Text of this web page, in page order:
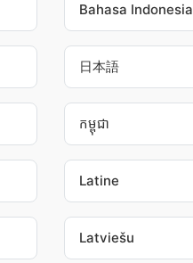
Bahasa Indonesia
日本語
កម្ពុជា
Latine
Latviešu